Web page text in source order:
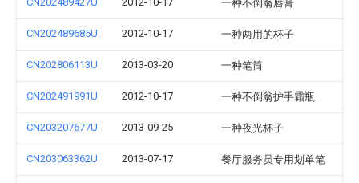
一种不倒翁唇膏
CN202489685U 2012-10-17 一种两用的杯子
CN202806113U 2013-03-20 一种笔筒
CN202491991U 2012-10-17 一种不倒翁护手霜瓶
CN203207677U 2013-09-25 一种夜光杯子
CN203063362U 2013-07-17 餐厅服务员专用划单笔